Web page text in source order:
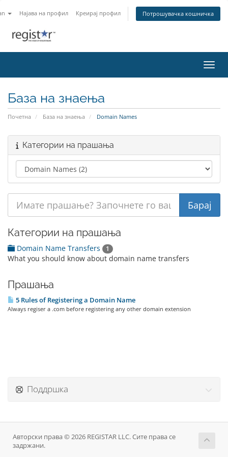
Најава на профил Креирај профил Потрошувачка кошничка
База на знаења
Почетна База на знаења Domain Names
Категории на прашања
Категории на прашања
Domain Name Transfers 1
What you should know about domain name transfers
Прашања
5 Rules of Registering a Domain Name
Always regiser a .com before registering any other domain extension
Поддршка
Авторски права © 2026 REGISTAR LLC. Сите права се
задржани.